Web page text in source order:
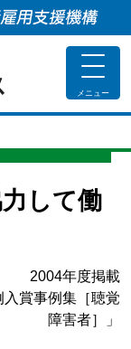
toggle
メニュー
して働
2004年度掲載
入賞事例集［聴覚
障害者］」